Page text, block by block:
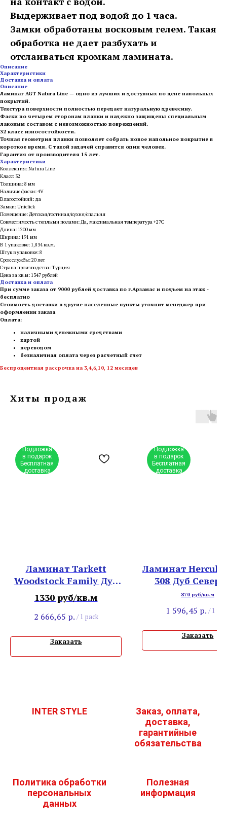
Выдерживает под водой до 1 часа.
Замки обработаны восковым гелем. Такая
обработка не дает разбухать и
отслаиваться кромкам ламината.
Описание
Характеристики
Доставка и оплата
Описание
Ламинат AGT Natura Line — одно из лучших и доступных по цене напольных
покрытий.
Текстура поверхности полностью передает натуральную древесину.
Фаски по четырем сторонам планки и надежно защищены специальным
лаковым составом с невозможностью повреждений.
32 класс износостойкости.
Точная геометрия планки позволяет собрать новое напольное покрытие в
короткое время. С такой задачей справится один человек.
Гарантия от производителя 15 лет.
Характеристики
Коллекция: Natura Line
Класс: 32
Толщина: 8 мм
Наличие фаски: 4V
Влагостойкий: да
Замки: Uniclick
Помещение: Детская/гостиная/кухня/спальня
Совместимость с теплыми полами: Да, максимальная температура +27С
Длина: 1200 мм
Ширина: 191 мм
В 1 упаковке: 1,834 кв.м.
Штук в упаковке: 8
Срок службы: 20 лет
Страна производства: Турция
Цена за кв.м: 1347 рублей
Доставка и оплата
При сумме заказа от 9000 рублей доставка по г.Арзамас и подъем на этаж -
бесплатно
Стоимость доставки в другие населенные пункты уточнит менеджер при
оформлении заказа
Оплата:
наличными денежными средствами
картой
переводом
безналичная оплата через расчетный счет
Беспроцентная рассрочка на 3,4,6,10, 12 месяцев
Хиты продаж
Подложка
в подарок
Бесплатная
доставка
Ламинат Tarkett
Woodstock Family Дуб
королевский светлый
1330 руб/кв.м
2 666,65 р. / 1 pack
Заказать
Подложка
в подарок
Бесплатная
доставка
Ламинат
308 Дуб
870 руб/кв.м
1 596,45 р. / 1
Заказать
INTER STYLE
Заказ, оплата,
доставка,
гарантийные
обязательства
Политика обработки
персональных
данных
Полезная
информация